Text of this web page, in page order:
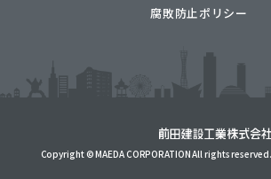
腐敗防止ポリシー
Copyright © MAEDA CORPORATION All rights reserved.